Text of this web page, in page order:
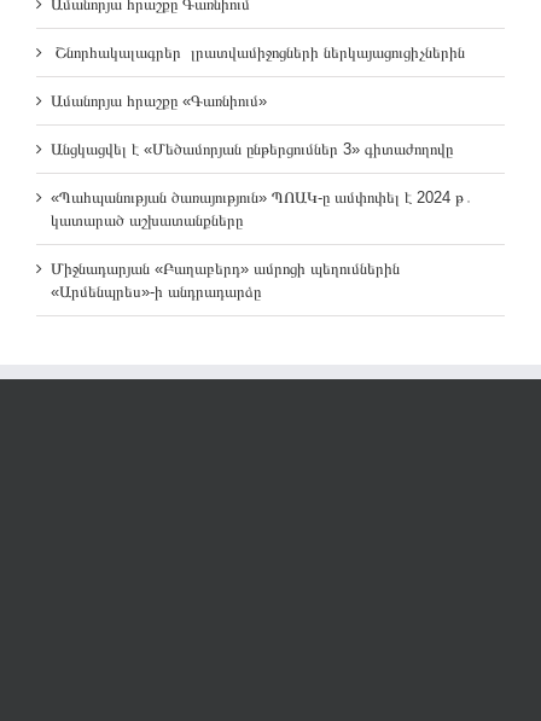
Ամանորյա հրաշքը Գառնիում
Շնորհակալագրեր լրատվամիջոցների ներկայացուցիչներին
Ամանորյա հրաշքը «Գառնիում»
Անցկացվել է «Մեծամորյան ընթերցումներ 3» գիտաժողովը
«Պահպանության ծառայություն» ՊՈԱԿ-ը ամփոփել է 2024 թ․
կատարած աշխատանքները
Միջնադարյան «Բաղաբերդ» ամրոցի պեղումներին
«Արմենպրես»-ի անդրադարձը